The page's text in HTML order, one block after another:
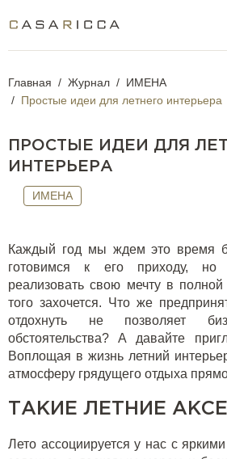
Главная Журнал
ИМЕНА
Простые идеи для летнего интерьера
ПРОСТЫЕ ИДЕИ ДЛЯ
ИНТЕРЬЕРА
ИМЕНА
Каждый год мы ждем это время
готовимся к его приходу,
реализовать свою мечту в
того захочется. Что же
отдохнуть не позволяет
обстоятельства? А давайте
Воплощая в жизнь летний
атмосферу грядущего отдыха
ТАКИЕ ЛЕТНИЕ
Лето ассоциируется у нас с